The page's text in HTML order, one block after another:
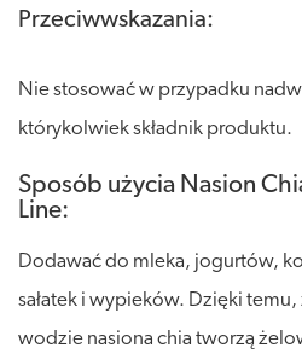
Przeciwwskazania:
Nie stosować w przypadku
którykolwiek składnik produktu.
Sposób użycia Nasion
Line:
Dodawać do mleka, jogurtów,
sałatek i wypieków. Dzięki
wodzie nasiona chia tworzą